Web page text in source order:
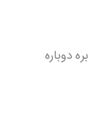
دوباره